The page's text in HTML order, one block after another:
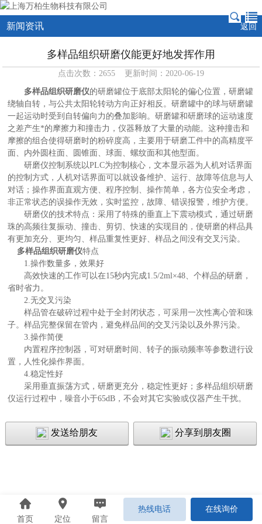
新闻资讯 返回
多样品组织研磨仪能更好地发挥作用
点击次数：2655 更新时间：2020-06-19
多样品组织研磨仪的研磨罐位于底部太阳轮的偏心位置，研磨罐
绕轴自转，与公共太阳轮转动方向正好相反。研磨罐中的球与研磨罐
一起运动时受到自转偏向力的叠加影响。研磨罐和研磨球的运动速度
之差产生*的摩擦力和撞击力，仪器释放了大量的动能。这种撞击和
摩擦的组合使得研磨时的粉碎度高，主要用于研磨工件中的高精度平
面、内外圆柱面、圆锥面、球面、螺纹面和其他型面。
研磨仪控制系统以PLC为控制核心，文本显示器为人机对话界面
的控制方式，人机对话界面可以就设备维护、运行、故障等信息与人
对话；操作界面直观方便、程序控制、操作简单，各方位安全考虑，
非正常状态的误操作无效，实时监控，故障、错误报警，维护方便。
研磨仪的技术特点：采用了特殊的垂直上下震动模式，通过研磨
珠的高频往复振动、撞击、剪切、快速的实现目的，使研磨的样品具
有更加充分、更均匀、样品重复性更好、样品之间没有交叉污染。
多样品组织研磨仪特点
1.操作数量多，效果好
高效快速的工作可以在15秒内完成1.5/2ml×48、个样品的研磨，
省时省力。
2.无交叉污染
样品管在破碎过程中处于全封闭状态，可采用一次性离心管和珠
子。样品完整保留在管内，避免样品间的交叉污染以及外界污染。
3.操作简便
内置程序控制器，可对研磨时间、转子的振动频率等参数进行设
置，人性化操作界面。
4.稳定性好
采用垂直振荡方式，研磨更充分，稳定性更好；多样品组织研磨
仪运行过程中，噪音小于65dB，不会对其它实验或仪器产生干扰。
发送给朋友 分享到朋友圈
首页 定位 留言
热线电话 在线询价